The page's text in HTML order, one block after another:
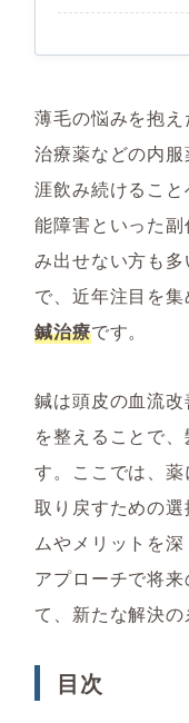
薄毛の悩みを抱
治療薬などの内
涯飲み続けるこ
能障害といった
み出せない方も
で、近年注目を
鍼治療です。
鍼は頭皮の血流
を整えることで
す。ここでは、
取り戻すための
ムやメリットを
アプローチで将
て、新たな解決の
目次